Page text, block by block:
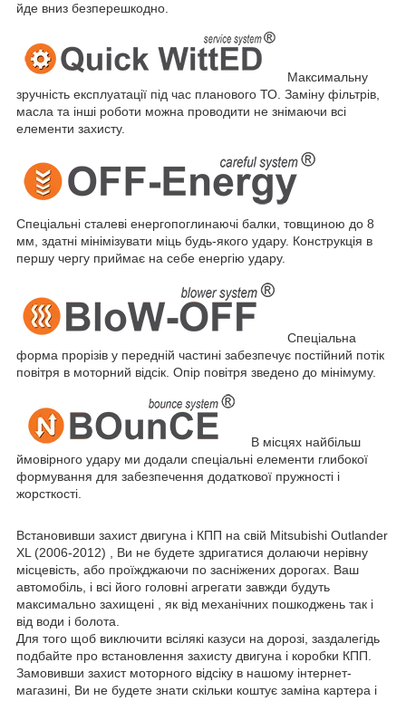
йде вниз безперешкодно.
Максимальну
зручність експлуатації під час планового ТО. Заміну фільтрів,
масла та інші роботи можна проводити не знімаючи всі
елементи захисту.
Спеціальні сталеві енергопоглинаючі балки, товщиною до 8
мм, здатні мінімізувати міць будь-якого удару. Конструкція в
першу чергу приймає на себе енергію удару.
Спеціальна
форма прорізів у передній частині забезпечує постійний потік
повітря в моторний відсік. Опір повітря зведено до мінімуму.
В місцях найбільш
ймовірного удару ми додали спеціальні елементи глибокої
формування для забезпечення додаткової пружності і
жорсткості.
Встановивши захист двигуна і КПП на свій Mitsubishi Outlander
XL (2006-2012) , Ви не будете здригатися долаючи нерівну
місцевість, або проїжджаючи по засніжених дорогах. Ваш
автомобіль, і всі його головні агрегати завжди будуть
максимально захищені , як від механічних пошкоджень так і
від води і болота.
Для того щоб виключити всілякі казуси на дорозі, заздалегідь
подбайте про встановлення захисту двигуна і коробки КПП.
Замовивши захист моторного відсіку в нашому інтернет-
магазині, Ви не будете знати скільки коштує заміна картера і